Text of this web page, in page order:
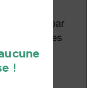
emails par
et des